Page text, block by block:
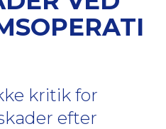
kritik for
efter